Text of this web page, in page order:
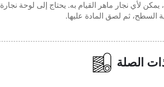
يمكن لأي نجار ماهر القيام به. يحتاج إلى لوحة
السطح، ثم لصق المادة عليها.
الصلة